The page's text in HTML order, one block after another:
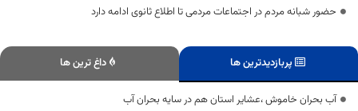
حضور شبانه مردم در اجتماعات مردمی تا اطلاع ثانوی ادامه دارد
پربازدیدترین ها داغ ترین ها
آب بحران خاموش ،عشایر استان هم در سایه بحران آب